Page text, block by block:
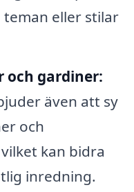
teman eller stilar
och gardiner:
även att sy
och
kan bidra
inredning.